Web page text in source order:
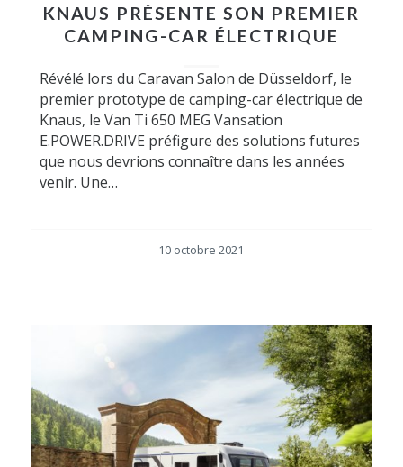
KNAUS PRÉSENTE SON PREMIER
CAMPING-CAR ÉLECTRIQUE
Révélé lors du Caravan Salon de Düsseldorf, le
premier prototype de camping-car électrique de
Knaus, le Van Ti 650 MEG Vansation
E.POWER.DRIVE préfigure des solutions futures
que nous devrions connaître dans les années
venir. Une…
10 octobre 2021